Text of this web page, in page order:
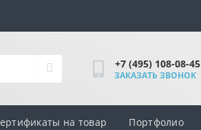
+7 (495) 108-08-45
ЗАКАЗАТЬ ЗВОНОК
на товар Портфолио